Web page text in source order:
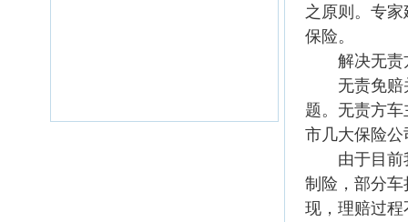
之原则。专
保险。
解决无责方
无责免赔并
题。无责方
市几大保险公
由于目前我
制险，部分
现，理赔过